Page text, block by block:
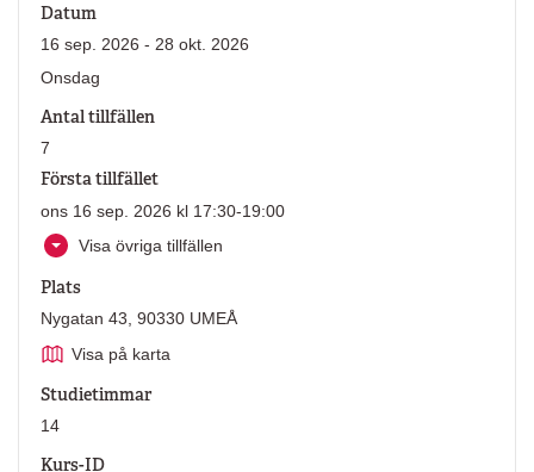
Datum
16 sep. 2026 - 28 okt. 2026
Onsdag
Antal tillfällen
7
Första tillfället
ons 16 sep. 2026 kl 17:30-19:00
Visa övriga tillfällen
Plats
Nygatan 43, 90330 UMEÅ
Visa på karta
Studietimmar
14
Kurs-ID